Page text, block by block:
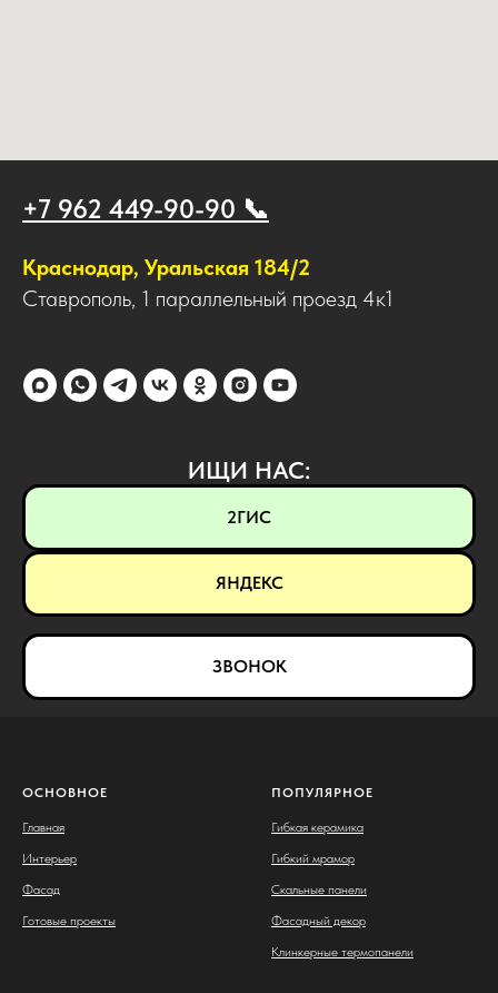
+7 962 449-90-90 📞
Краснодар, Уральская 184/2
Ставрополь, 1 параллельный проезд 4к1
ИЩИ НАС:
2ГИС
ЯНДЕКС
ЗВОНОК
ОСНОВНОЕ
Главная
Интерьер
Фасад
Готовые проекты
ПОПУЛЯРНОЕ
Гибкая керамика
Гибкий мрамор
Скальные панели
Фасадный декор
Клинкерные термопанели